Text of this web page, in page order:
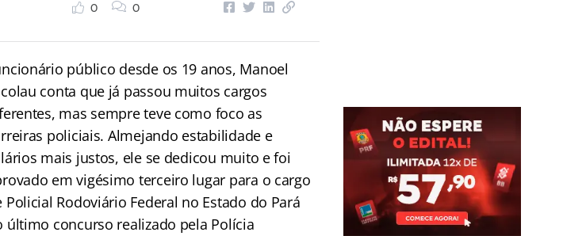
0 0
público desde os 19 anos, Manoel
conta que já passou muitos cargos
mas sempre teve como foco as
policiais. Almejando estabilidade e
mais justos, ele se dedicou muito e foi
em vigésimo terceiro lugar para o cargo
Policial Rodoviário Federal no Estado do Pará
último concurso realizado pela Polícia